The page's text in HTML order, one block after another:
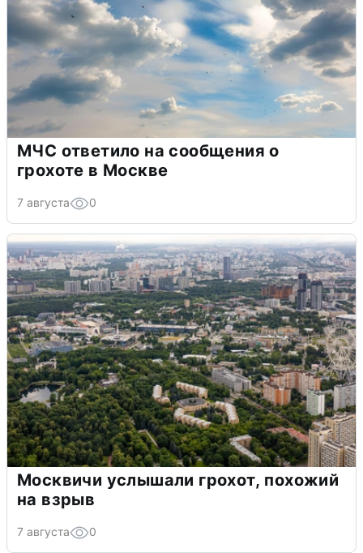
МЧС ответило на сообщения о
грохоте в Москве
7 августа 0
Москвичи услышали грохот, похожий
на взрыв
7 августа 0